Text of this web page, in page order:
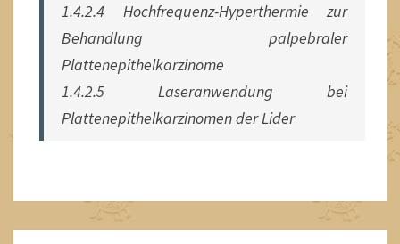
1.4.2.4 Hochfrequenz-Hyperthermie zur
Behandlung palpebraler
Plattenepithelkarzinome
1.4.2.5 Laseranwendung bei
Plattenepithelkarzinomen der Lider